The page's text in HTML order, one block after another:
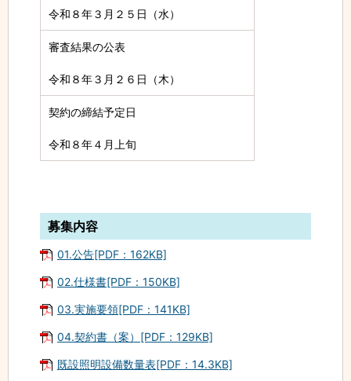
令和８年３月２５日（水）
審査結果の公表
令和８年３月２６日（木）
契約の締結予定日
令和８年４月上旬
募集内容
01.公告[PDF：162KB]
02.仕様書[PDF：150KB]
03.実施要領[PDF：141KB]
04.契約書（案）[PDF：129KB]
既設照明設備数量表[PDF：14.3KB]